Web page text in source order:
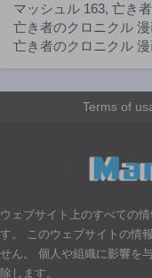
マッシュル 163, 亡き
亡き者のクロニクル 漫
亡き者のクロニクル
Terms of
ウェブサイト上のすべての
す。 このウェブサイトの情
せん。 個人や組織に影響を
除します。